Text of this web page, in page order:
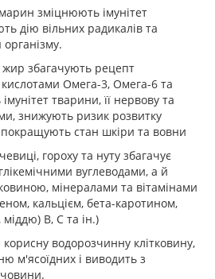
зміцнюють імунітет
дію вільних радикалів та
жир збагачують рецепт
Омега-3, Омега-6 та
тварини, її нервову та
знижують ризик розвитку
стан шкіри та вовни
гороху та нуту збагачує
вуглеводами, а й
мінералами та вітамінами
кальцієм, бета-каротином,
B, С та ін.)
водорозчинну клітковину,
м'ясоїдних і виводить з